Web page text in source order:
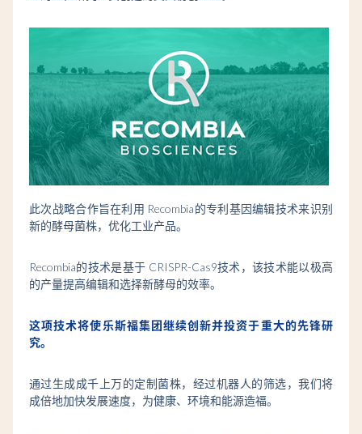
此次战略合作旨在利用 Recombia的专利基因编辑技术来识别
新的酵母菌株，优化工业产品。
Recombia的技术是基于 CRISPR-Cas9技术，该技术能以极高
的产量提高编辑和选择新酵母的效率。
这项技术将使乐斯福集团继续创新并投资于重大的先锋研
究。
通过生成成千上万的定制菌株，经过机器人的筛选，我们将
成倍地加快发展速度，为健康、环境和能源造福。